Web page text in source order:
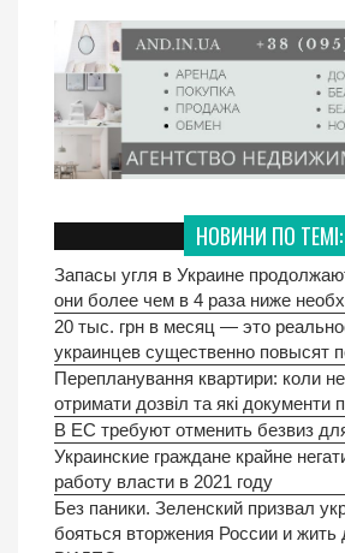
НОВИНИ ПО ТЕМІ:
Запасы угля в Украине
они более чем в 4 раза ниже
20 тыс. грн в месяц — это
украинцев существенно повысят
Перепланування квартири: коли
отримати дозвіл та які документи
В ЕС требуют отменить безвиз
Украинские граждане крайне
работу власти в 2021 году
Без паники. Зеленский призвал
бояться вторжения России и